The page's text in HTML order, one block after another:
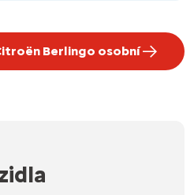
Berlingo osobní